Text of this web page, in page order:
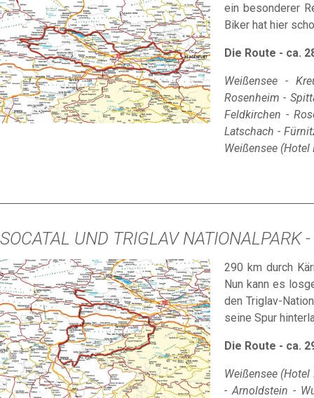
ein besonderer
Biker hat hier
Die Route - ca.
Weißensee -
Rosenheim -
Feldkirchen -
Latschach -
Weißensee (Hotel
SOCATAL UND TRIGLAV
290 km durch
Nun kann es
den Triglav-
seine Spur
Die Route - ca.
Weißensee
- Arnoldstein -